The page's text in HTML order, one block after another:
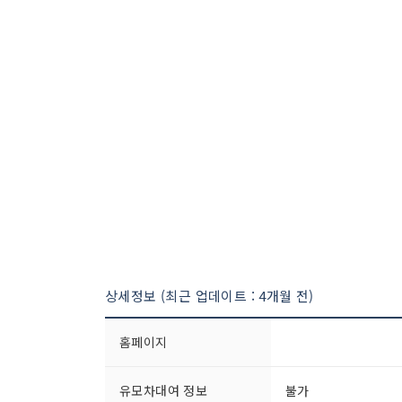
상세정보 (최근 업데이트 : 4개월 전)
홈페이지
유모차대여 정보 불가